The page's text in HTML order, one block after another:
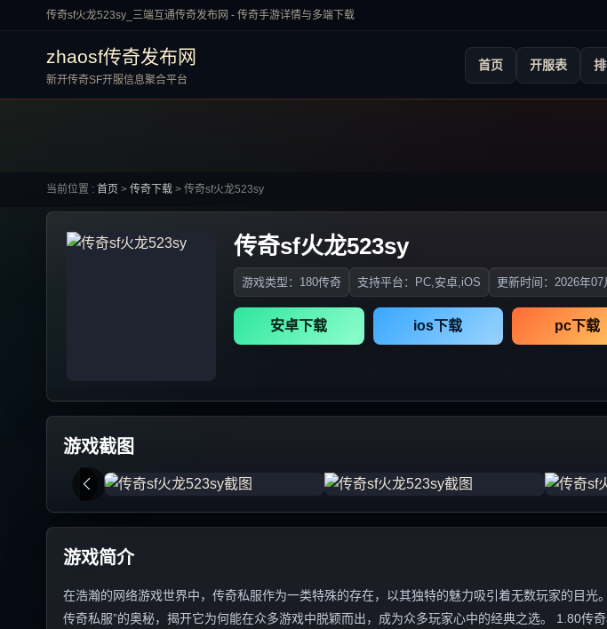
传奇sf火龙523sy_三端互通传奇发布网 - 传奇手游详情与多端下载
zhaosf传奇发布网
新开传奇SF开服信息聚合平台
首页 开服表
当前位置 : 首页 > 传奇下载 > 传奇sf火龙523sy
传奇sf火龙523sy
游戏类型：180传奇 支持平台：PC,安卓,iOS 更新时间：2026年07
安卓下载 ios下载 pc下载
游戏截图
游戏简介
在浩瀚的网络游戏世界中，传奇私服作为一类特殊的存在，以其独特的魅力吸引着无数玩家的目光
传奇私服”的奥秘，揭开它为何能在众多游戏中脱颖而出，成为众多玩家心中的经典之选。 1.80传